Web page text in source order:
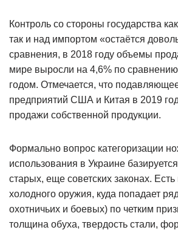
Контроль со стороны государства
так и над импортом «остаётся
сравнения, в 2018 году объемы
мире выросли на 4,6% по
годом. Отмечается, что
предприятий США и Китая в 2019
продажи собственной продукции.
Формально вопрос категоризации
использования в Украине
старых, еще советских законах. Есть
холодного оружия, куда попадает
охотничьих и боевых) по четким
толщина обуха, твердость стали,